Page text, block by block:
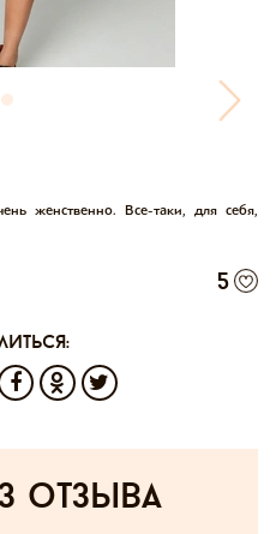
женственно. Все-таки, для себя,
5
отзыва